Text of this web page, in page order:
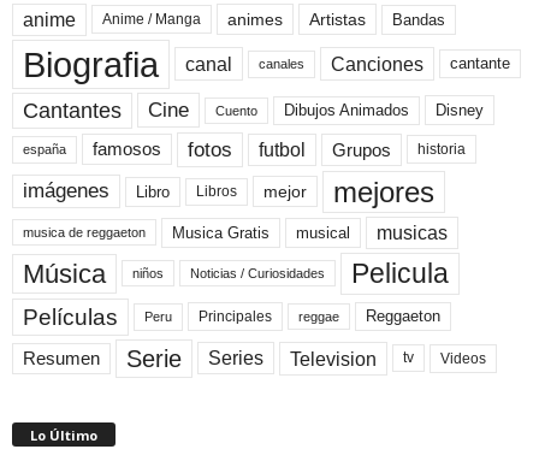
anime Anime / Manga animes Artistas Bandas
Biografia canal canales Canciones cantante
Cantantes Cine Cuento Dibujos Animados Disney
españa famosos fotos futbol Grupos historia
imágenes Libro Libros mejor mejores
musica de reggaeton Musica Gratis musical musicas
Música niños Noticias / Curiosidades Pelicula
Películas Peru Principales reggae Reggaeton
Resumen Serie Series Television tv Videos
Lo Último